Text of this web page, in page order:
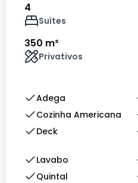
4
Suítes
350 m²
Privativos
Adega
Cozinha Americana
Deck
Lavabo
Quintal